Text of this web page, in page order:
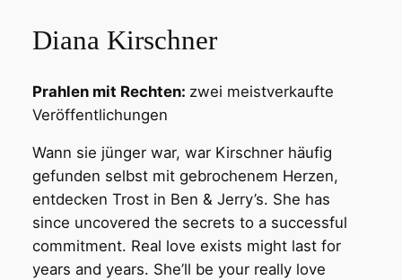
Diana Kirschner
Prahlen mit Rechten: zwei meistverkaufte
Veröffentlichungen
Wann sie jünger war, war Kirschner häufig
gefunden selbst mit gebrochenem Herzen,
entdecken Trost in Ben & Jerry’s. She has
since uncovered the secrets to a successful
commitment. Real love exists might last for
years and years. She’ll be your really love